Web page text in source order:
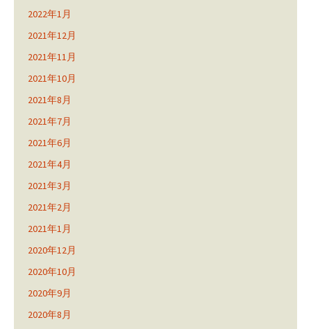
2022年1月
2021年12月
2021年11月
2021年10月
2021年8月
2021年7月
2021年6月
2021年4月
2021年3月
2021年2月
2021年1月
2020年12月
2020年10月
2020年9月
2020年8月